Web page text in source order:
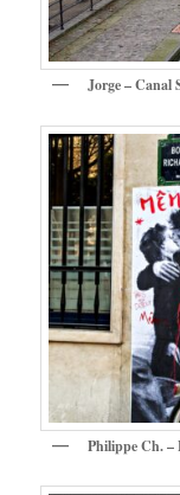
Jorge – Canal
Philippe Ch. –